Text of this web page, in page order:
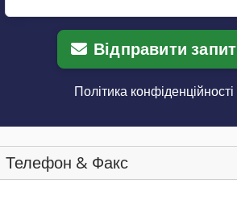
Відправити запит
Політика конфіденційності
Телефон & Факс